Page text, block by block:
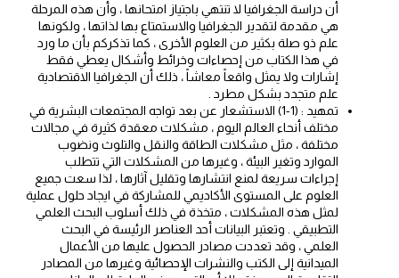
أن دراسة الجغرافيا لا تنتهي باجتياز امتحانها ، وأن هذه المرحلة
هي مقدمة لتقدير الجغرافيا والاستمتاع بها لذاتها ، ولكونها
علم ذو صلة بكثير من العلوم الأخرى ، كما تذكركم بأن ما ورد
في هذا الكتاب من إحصاءات وخرائط وأشكال يعطي فقط
إشارات ولا يمثل واقعاً معاشاً ، ذلك أن الجغرافيا الاقتصادية
علم متجدد بشكل مطرد .
تمهيد : (1-1) الاستشعار عن بعد تواجه المجتمعات البشرية في
مختلف أنحاء العالم اليوم ، مشكلات معقدة كثيرة في مجالات
مختلفة ، مثل مشكلات الطاقة والنقل والتلوث ونضوب
الموارد وتغير البيئة ، وغيرها من المشكلات التي تتطلب
إجراءات سريعة لمنع انتشارها وتقليل آثارها ، لذا سعت جميع
العلوم على المستوى الأكاديمي للمشاركة في ايجاد حلول عملية
لمثل هذه المشكلات ، متخذة في ذلك أسلوب البحث العلمي
التطبيقي . وتعتبر البيانات أحد العناصر الرئيسة في البحث
العلمي ، وقد تعددت مصادر الحصول عليها من الأعمال
الميدانية إلى الكتب والنشرات الإحصائية وغيرها من المصادر